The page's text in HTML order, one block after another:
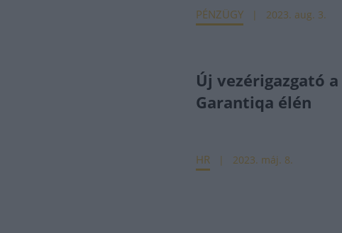
PÉNZÜGY 2023. aug. 3.
Új vezérigazgató a
Garantiqa élén
HR 2023. máj. 8.